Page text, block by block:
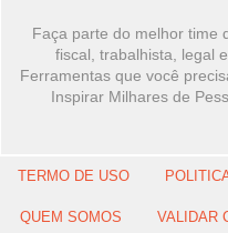
Faça parte do melhor time
fiscal, trabalhista, legal
Ferramentas que você
Inspirar Milhares de
TERMO DE USO
QUEM SOMOS VALIDAR